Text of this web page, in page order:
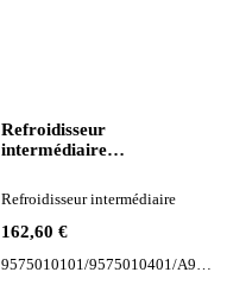
Refroidisseur
intermédiaire
pour tracteur routier
Mercedes-Benz ECONIC
162,60 €
Refroidisseur intermédiaire
9575010101/9575010401/A95750101